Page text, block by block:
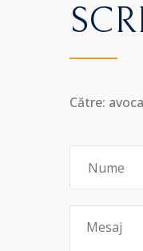
Către: